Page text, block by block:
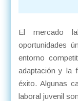
El mercado
oportunidades
entorno
adaptación y la
éxito. Algunas
laboral juvenil